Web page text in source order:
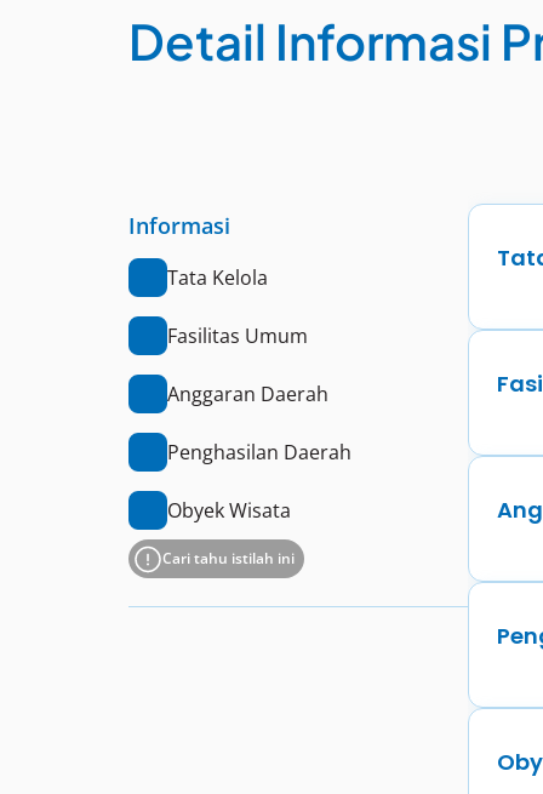
Detail Informasi
Informasi
Tata Kelola
Fasilitas Umum
Anggaran Daerah
Penghasilan Daerah
Obyek Wisata
Cari tahu istilah ini